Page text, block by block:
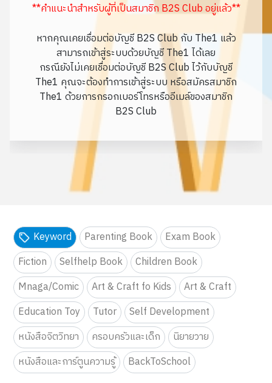
**คำแนะนำสำหรับผู้ที่เป็นสมาชิก B2S Club อยู่แล้ว**
หากคุณเคยเชื่อมต่อบัญชี B2S Club กับ The1 แล้ว
สามารถเข้าสู่ระบบด้วยบัญชี The1 ได้เลย
กรณียังไม่เคยเชื่อมต่อบัญชี B2S Club ไว้กับบัญชี
The1 คุณจะต้องทำการเข้าสู่ระบบ หรือสมัครสมาชิก
The1 ด้วยการกรอกเบอร์โทรหรืออีเมล์ของสมาชิก
B2S Club
Keyword Parenting Book
Exam Book
Fiction
Selfhelp Book
Children Book
Mnaga/Comic
Art & Craft fo Kids
Art & Craft
Education Toy
Tutor
Self Development
หนังสือจิตวิทยา
ครอบครัวและเด็ก
นิยายวาย
หนังสือและการ์ตูนความรู้
BackToSchool